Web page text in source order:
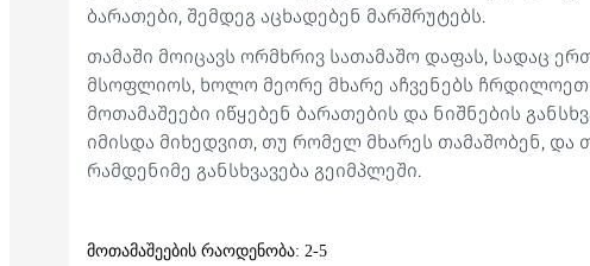
ბარათები, შემდეგ აცხადებენ მარშრუტებს.
თამაში მოიცავს ორმხრივ სათამაშო დაფას, სადაც
მსოფლიოს, ხოლო მეორე მხარე აჩვენებს ჩრდილოეთ
მოთამაშეები იწყებენ ბარათების და ნიშნების
იმისდა მიხედვით, თუ რომელ მხარეს თამაშობენ, და
რამდენიმე განსხვავება გეიმპლეში.
მოთამაშეების რაოდენობა: 2-5